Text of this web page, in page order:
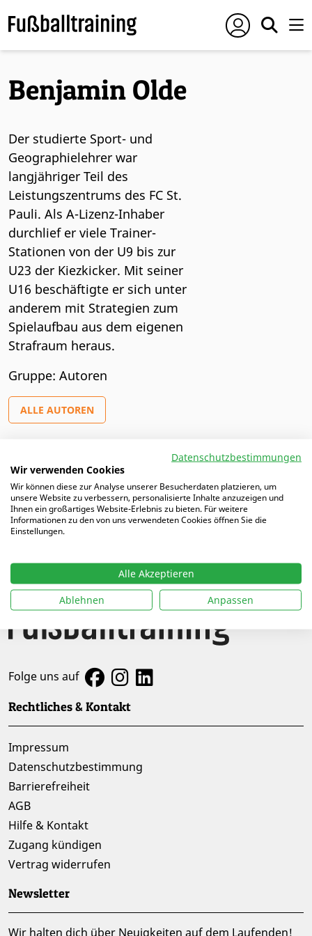
Benjamin Olde
Der studierte Sport- und
Geographielehrer war
langjähriger Teil des
Leistungszentrums des FC St.
Pauli. Als A-Lizenz-Inhaber
durchlief er viele Trainer-
Stationen von der U9 bis zur
U23 der Kiezkicker. Mit seiner
U16 beschäftigte er sich unter
anderem mit Strategien zum
Spielaufbau aus dem eigenen
Strafraum heraus.
Gruppe: Autoren
ALLE AUTOREN
Artikel von Benjamin
11.02.2021 | FC St. Pauli U16: Kreative Spieleröffnung
beim Abstoß
Folge uns auf
Rechtliches & Kontakt
Impressum
Datenschutzbestimmung
Barrierefreiheit
AGB
Hilfe & Kontakt
Zugang kündigen
Vertrag widerrufen
Newsletter
Wir halten dich über Neuigkeiten auf dem Laufenden!
Datenschutzbestimmungen
Wir verwenden Cookies
Wir können diese zur Analyse unserer Besucherdaten platzieren, um
unsere Website zu verbessern, personalisierte Inhalte anzuzeigen und
Ihnen ein großartiges Website-Erlebnis zu bieten. Für weitere
Informationen zu den von uns verwendeten Cookies öffnen Sie die
Einstellungen.
Alle Akzeptieren
Ablehnen
Anpassen